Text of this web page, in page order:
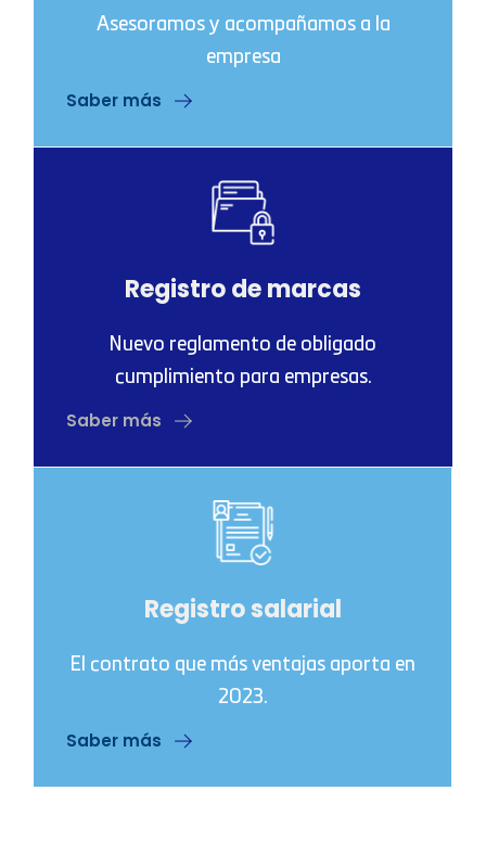
Asesoramos y acompañamos a la
empresa
Saber más
Registro de marcas
Nuevo reglamento de obligado
cumplimiento para empresas.
Saber más
Registro salarial
El contrato que más ventajas aporta en
2023.
Saber más